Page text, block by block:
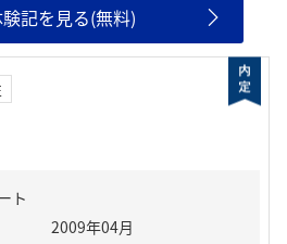
記を見る(無料)
ト
2009年04月